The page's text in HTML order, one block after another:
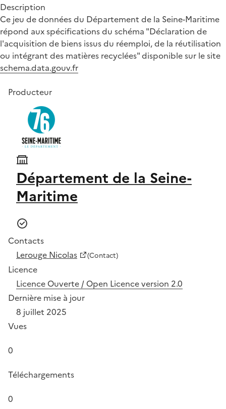
Description
Ce jeu de données du Département de la Seine-Maritime
répond aux spécifications du schéma "Déclaration de
l'acquisition de biens issus du réemploi, de la réutilisation
ou intégrant des matières recyclées" disponible sur le site
schema.data.gouv.fr
Producteur
Département de la Seine-
Maritime
Contacts
Lerouge Nicolas
(Contact)
Licence
Licence Ouverte / Open Licence version 2.0
Dernière mise à jour
8 juillet 2025
Vues
0
Téléchargements
0